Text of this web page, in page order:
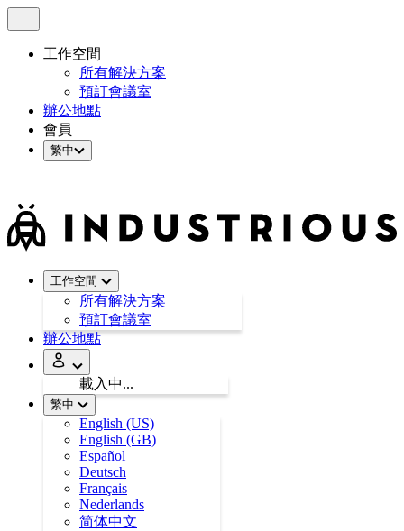
工作空間
所有解決方案
預訂會議室
辦公地點
會員
繁中
工作空間
所有解決方案
預訂會議室
辦公地點
載入中...
繁中
English (US)
English (GB)
Español
Deutsch
Français
Nederlands
简体中文